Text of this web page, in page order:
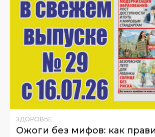
ЗДОРОВЬЕ
Ожоги без мифов: как